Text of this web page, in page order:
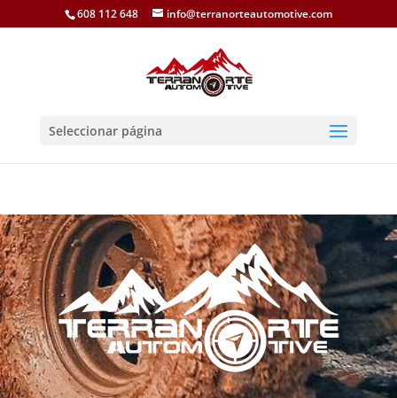
608 112 648 info@terranorteautomotive.com
Seleccionar página